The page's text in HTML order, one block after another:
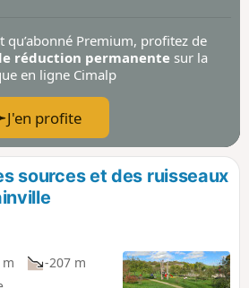
qu’abonné Premium, profitez de
réduction permanente sur la
en ligne Cimalp
J'en profite
sources et des ruisseaux
m
-207 m